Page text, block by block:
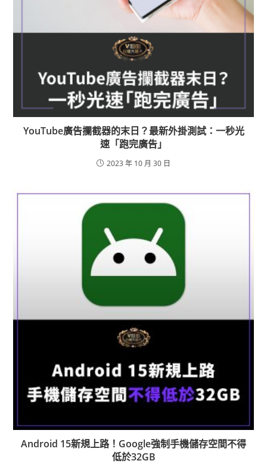
YouTube廣告攔截器的末日？最新外掛測試：一秒光
速「跑完廣告」
2023 年 10 月 30 日
Android 15新規上路！Google強制手機儲存空間不得
低於32GB